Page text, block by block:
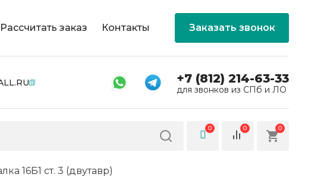
Рассчитать заказ Контакты Заказать звонок
+7 (812) 214-63-33
для звонков из СПб и ЛО
0 0 0
16Б1 ст. 3 (двутавр)